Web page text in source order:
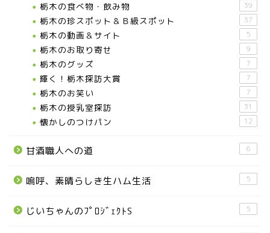
栃木の食べ物・飲み物 39
栃木の珍スポット＆Ｂ級スポット 37
栃木の動画＆サイト 5
栃木のお取り寄せ 9
栃木のグッズ 7
輝く！栃木探訪大賞 7
栃木のお笑い 7
栃木の授乳室探訪 31
懐かしのつけパン 12
甘酒職人への道 6
嗚呼、素晴らしき生ハム生活 5
じいちゃんのﾌﾟﾛｼﾞｪｸﾄS 5